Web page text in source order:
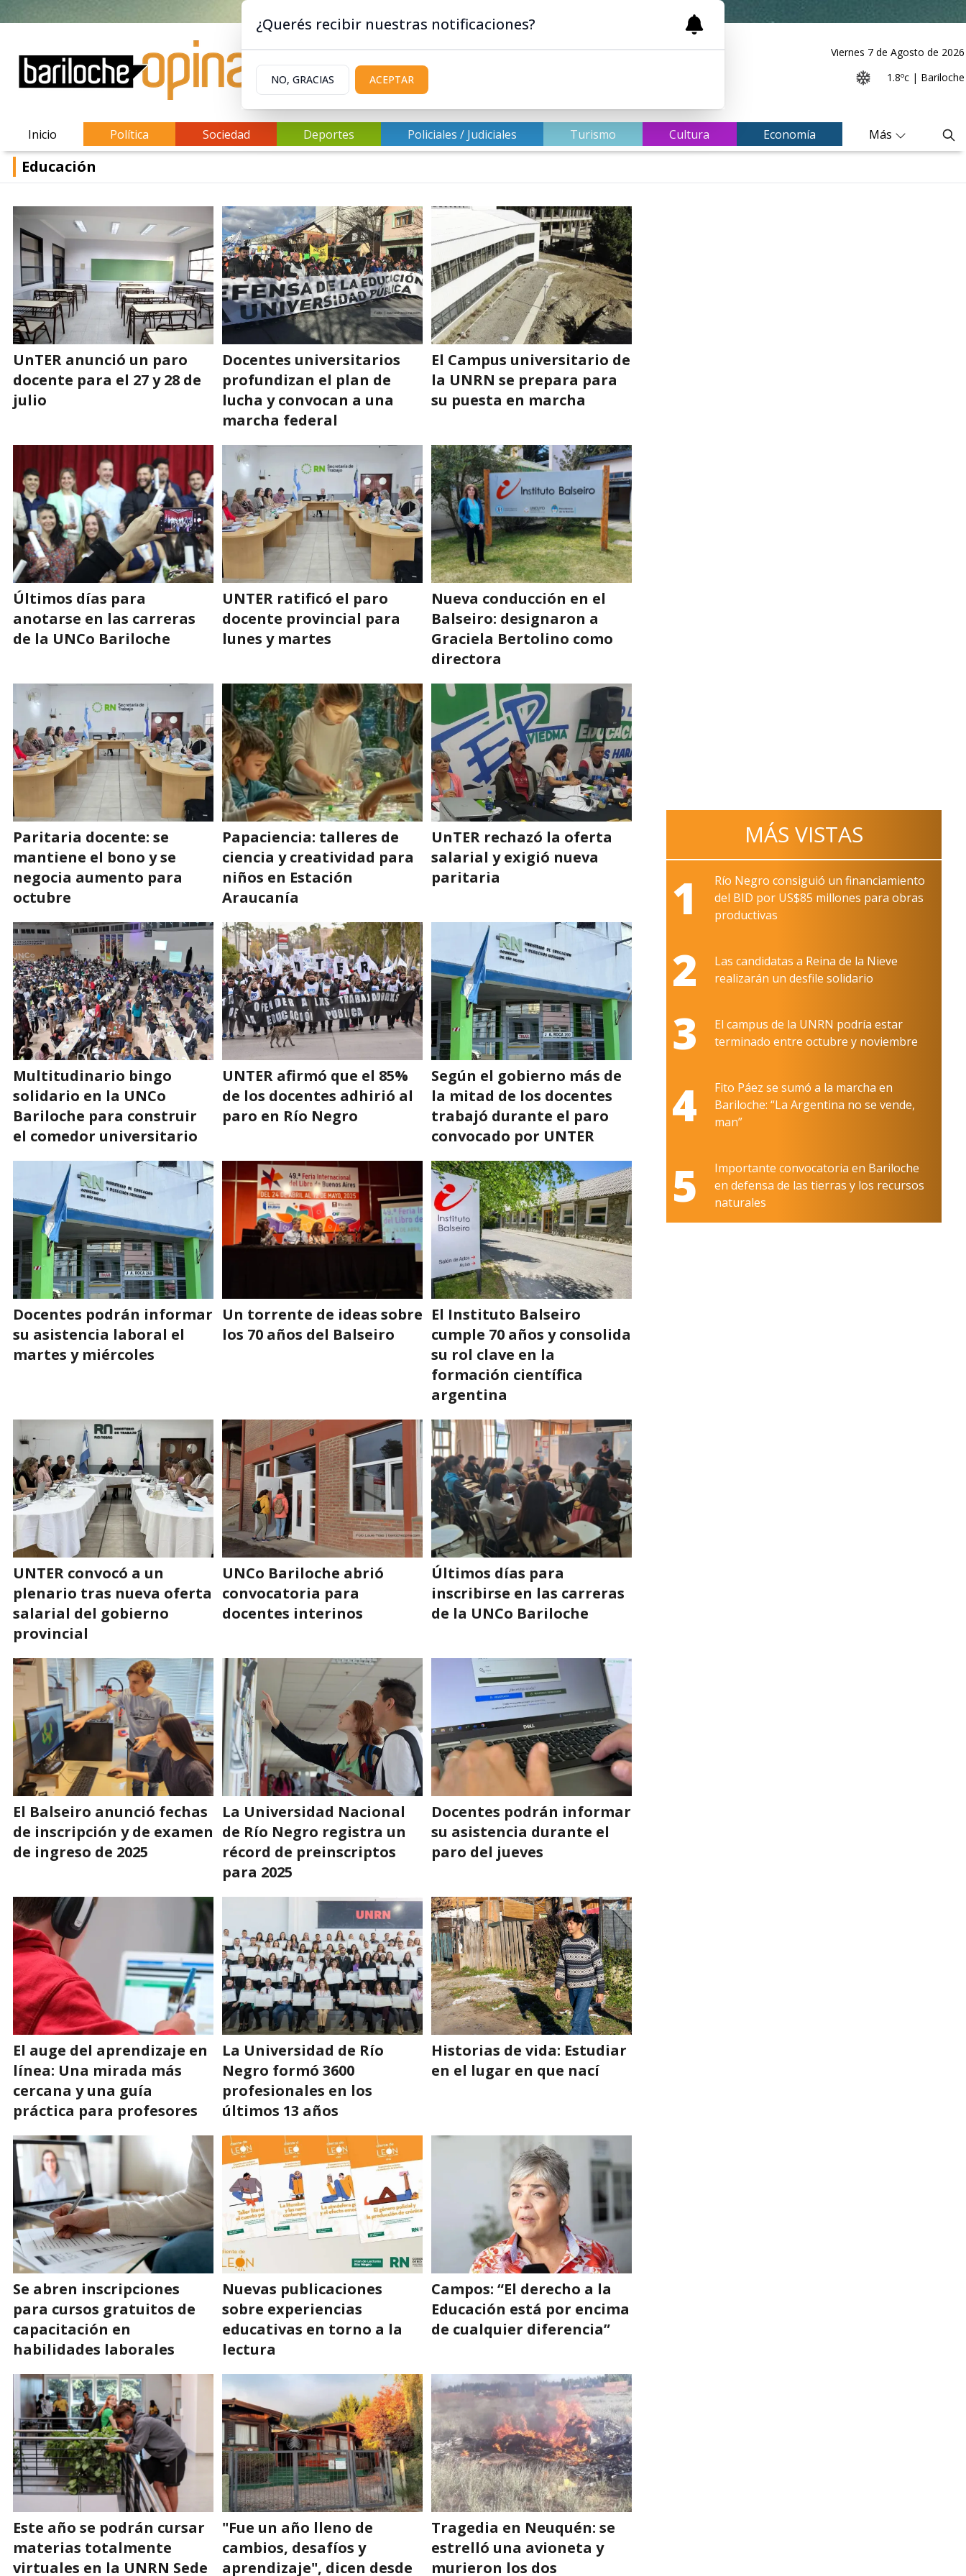
Viernes 7 de Agosto de 2026
1.8ºc | Bariloche
Inicio Política Sociedad Deportes Policiales / Judiciales Turismo Cultura Economía Más
Educación
UnTER anunció un paro
docente para el 27 y 28 de
julio
Docentes universitarios
profundizan el plan de
lucha y convocan a una
marcha federal
El Campus universitario de
la UNRN se prepara para
su puesta en marcha
Últimos días para
anotarse en las carreras
de la UNCo Bariloche
UNTER ratificó el paro
docente provincial para
lunes y martes
Nueva conducción en el
Balseiro: designaron a
Graciela Bertolino como
directora
Paritaria docente: se
mantiene el bono y se
negocia aumento para
octubre
Papaciencia: talleres de
ciencia y creatividad para
niños en Estación
Araucanía
UnTER rechazó la oferta
salarial y exigió nueva
paritaria
Multitudinario bingo
solidario en la UNCo
Bariloche para construir
el comedor universitario
UNTER afirmó que el 85%
de los docentes adhirió al
paro en Río Negro
Según el gobierno más de
la mitad de los docentes
trabajó durante el paro
convocado por UNTER
Docentes podrán informar
su asistencia laboral el
martes y miércoles
Un torrente de ideas sobre
los 70 años del Balseiro
El Instituto Balseiro
cumple 70 años y consolida
su rol clave en la
formación científica
argentina
UNTER convocó a un
plenario tras nueva oferta
salarial del gobierno
provincial
UNCo Bariloche abrió
convocatoria para
docentes interinos
Últimos días para
inscribirse en las carreras
de la UNCo Bariloche
El Balseiro anunció fechas
de inscripción y de examen
de ingreso de 2025
La Universidad Nacional
de Río Negro registra un
récord de preinscriptos
para 2025
Docentes podrán informar
su asistencia durante el
paro del jueves
El auge del aprendizaje en
línea: Una mirada más
cercana y una guía
práctica para profesores
La Universidad de Río
Negro formó 3600
profesionales en los
últimos 13 años
Historias de vida: Estudiar
en el lugar en que nací
Se abren inscripciones
para cursos gratuitos de
capacitación en
habilidades laborales
Nuevas publicaciones
sobre experiencias
educativas en torno a la
lectura
Campos: “El derecho a la
Educación está por encima
de cualquier diferencia”
Este año se podrán cursar
materias totalmente
virtuales en la UNRN Sede
"Fue un año lleno de
cambios, desafíos y
aprendizaje", dicen desde
Tragedia en Neuquén: se
estrelló una avioneta y
murieron los dos
MÁS VISTAS
1
Río Negro consiguió un financiamiento
del BID por US$85 millones para obras
productivas
2
Las candidatas a Reina de la Nieve
realizarán un desfile solidario
3
El campus de la UNRN podría estar
terminado entre octubre y noviembre
4
Fito Páez se sumó a la marcha en
Bariloche: “La Argentina no se vende,
man”
5
Importante convocatoria en Bariloche
en defensa de las tierras y los recursos
naturales
¿Querés recibir nuestras notificaciones?
NO, GRACIAS ACEPTAR